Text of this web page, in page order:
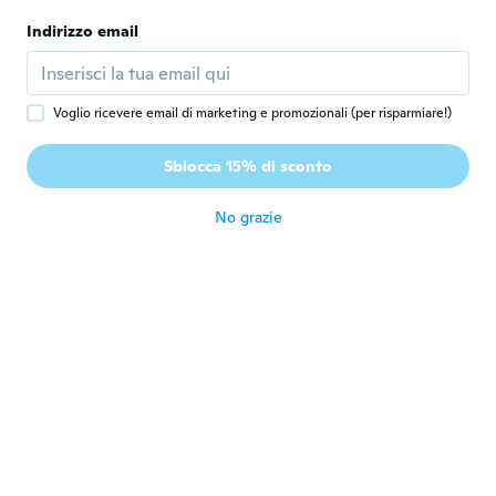
circa 7 anni fa
C Charlotte
96 recensioni caricamenti
Den fungerer ikke optimalt. Understøtter
ikke iPhone 8 og ipad
Indirizzo email
Voglio ricevere email di marketing e promozionali (per risparmiare!)
Sblocca 15% di sconto
No grazie